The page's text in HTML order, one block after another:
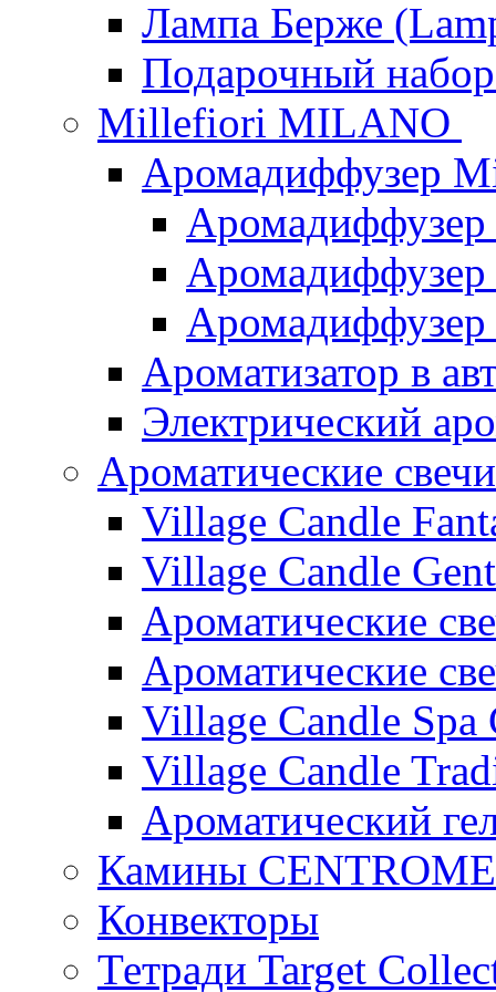
Лампа Берже
Подарочный
Millefiori MILANO
Аромадиффузер
Ароматизатор в
Электрический
Ароматические
Village Candle
Village Candle
Ароматические
Ароматические
Village Candle Spa
Village Candle
Ароматический
Камины
Конвекторы
Тетради Target